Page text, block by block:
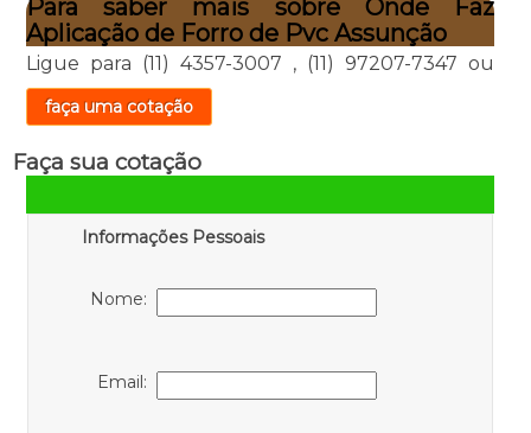
Para saber mais sobre Onde Faz
Aplicação de Forro de Pvc Assunção
Ligue para (11) 4357-3007 , (11) 97207-7347 ou
faça uma cotação
Faça sua cotação
Informações Pessoais
Nome:
Email: